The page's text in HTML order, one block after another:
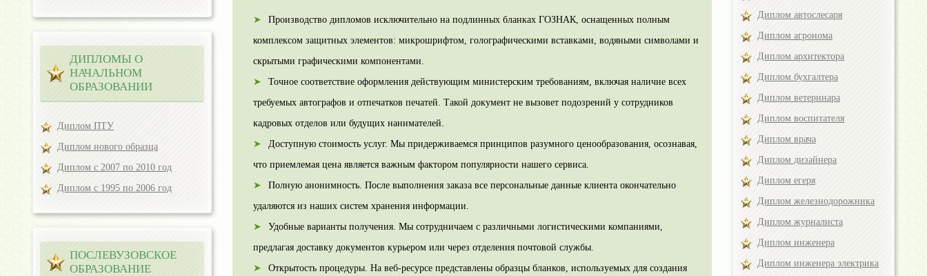
Производство дипломов исключительно на подлинных бланках ГОЗНАК, оснащенных полным
комплексом защитных элементов: микрошрифтом, голографическими вставками, водяными символами и
скрытыми графическими компонентами.
Точное соответствие оформления действующим министерским требованиям, включая наличие всех
требуемых автографов и отпечатков печатей. Такой документ не вызовет подозрений у сотрудников
кадровых отделов или будущих нанимателей.
Доступную стоимость услуг. Мы придерживаемся принципов разумного ценообразования, осознавая,
что приемлемая цена является важным фактором популярности нашего сервиса.
Полную анонимность. После выполнения заказа все персональные данные клиента окончательно
удаляются из наших систем хранения информации.
Удобные варианты получения. Мы сотрудничаем с различными логистическими компаниями,
предлагая доставку документов курьером или через отделения почтовой службы.
Открытость процедуры. На веб-ресурсе представлены образцы бланков, используемых для создания
ДИПЛОМЫ О
НАЧАЛЬНОМ
ОБРАЗОВАНИИ
Диплом ПТУ
Диплом нового образца
Диплом с 2007 по 2010 год
Диплом с 1995 по 2006 год
ПОСЛЕВУЗОВСКОЕ
ОБРАЗОВАНИЕ
Диплом автослесаря
Диплом агронома
Диплом архитектора
Диплом бухгалтера
Диплом ветеринара
Диплом воспитателя
Диплом врача
Диплом дизайнера
Диплом егеря
Диплом железнодорожника
Диплом журналиста
Диплом инженера
Диплом инженера электрика